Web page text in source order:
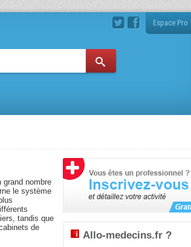
Espace Pro
grand nombre
le système
tandis que
de
Allo-medecins.fr ?